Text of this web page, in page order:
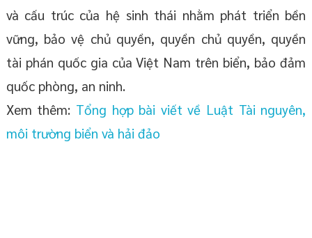
và cấu trúc của hệ sinh thái nhằm phát triển bền
vững, bảo vệ chủ quyền, quyền chủ quyền, quyền
tài phán quốc gia của Việt Nam trên biển, bảo đảm
quốc phòng, an ninh.
Xem thêm: Tổng hợp bài viết về Luật Tài nguyên,
môi trường biển và hải đảo